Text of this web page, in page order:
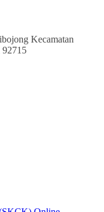
Kecamatan
92715